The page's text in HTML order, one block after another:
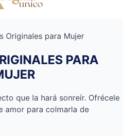
Originales para Mujer
PARA
que la hará sonreír. Ofrécele
amor para colmarla de